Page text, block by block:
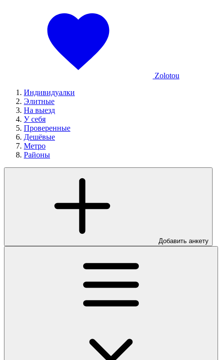
Zolotou
Индивидуалки
Элитные
На выезд
У себя
Проверенные
Дешёвые
Метро
Районы
Добавить анкету